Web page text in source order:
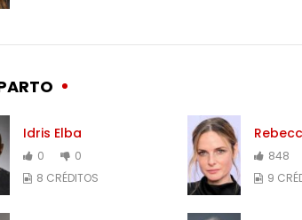
Idris Elba
0
0
8 CRÉDITOS
848
9